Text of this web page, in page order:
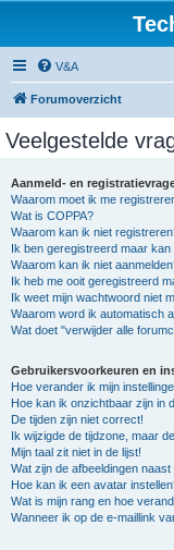
V&A
Forumoverzicht
Veelgestelde
Aanmeld- en
Waarom moet ik me
Wat is COPPA?
Waarom kan ik niet
Ik ben geregistreerd maar kan
Waarom kan ik niet
Ik heb me ooit geregistreerd
Ik weet mijn wachtwoord niet
Waarom word ik automatisch
Wat doet "verwijder alle
Gebruikersvoorkeuren en
Hoe verander ik mijn
Hoe kan ik onzichtbaar zijn in
De tijden zijn niet correct!
Ik wijzigde de tijdzone, maar
Mijn taal zit niet in de lijst!
Wat zijn de afbeeldingen
Hoe kan ik een avatar
Wat is mijn rang en hoe
Wanneer ik op de e-maillink